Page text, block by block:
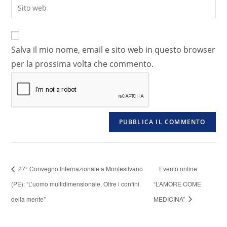
Salva il mio nome, email e sito web in questo browser
per la prossima volta che commento.
27° Convegno Internazionale a Montesilvano
(PE): “L’uomo multidimensionale, Oltre i confini
della mente”
Evento online
“L’AMORE COME
MEDICINA”